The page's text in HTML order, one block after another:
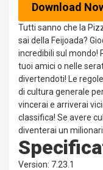
Download
Tutti sanno che la
sai della Feijoada?
incredibili sul mondo!
tuoi amici o nelle
divertendoti! Le
di cultura generale
vincerai e arriverai
classifica! Se avere
diventerai un
Version: 7.23.1